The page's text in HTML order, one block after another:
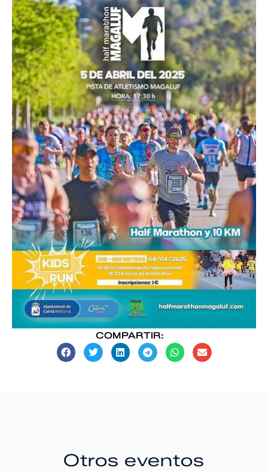
COMPARTIR:
Otros eventos